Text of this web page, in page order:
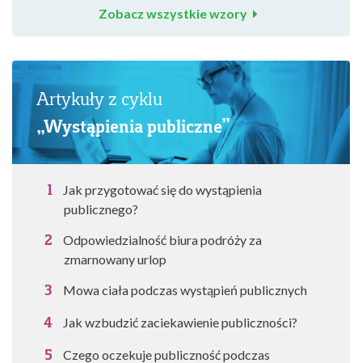
Zobacz wszystkie wzory
Artykuły z cyklu
„Wystąpienia publiczne”
Jak przygotować się do wystąpienia
publicznego?
Odpowiedzialność biura podróży za
zmarnowany urlop
Mowa ciała podczas wystąpień publicznych
Jak wzbudzić zaciekawienie publiczności?
Czego oczekuje publiczność podczas